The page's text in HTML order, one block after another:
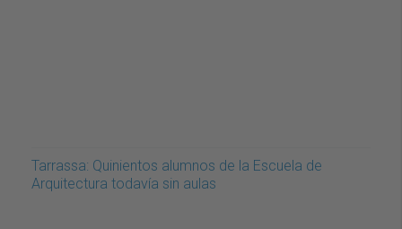
Tarrassa: Quinientos alumnos de la Escuela de
Arquitectura todavía sin aulas